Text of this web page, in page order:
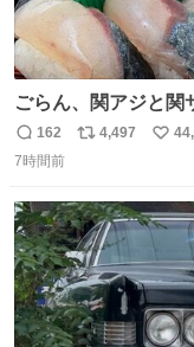
返
信
162
リ
ト
数
4,497
い
数
7時間前